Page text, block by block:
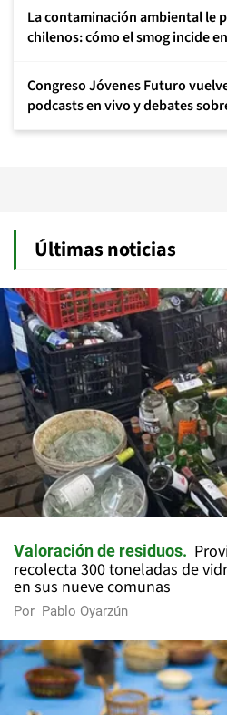
La contaminación ambiental le
chilenos: cómo el smog incide
Congreso Jóvenes Futuro
podcasts en vivo y debates
Últimas noticias
Valoración de residuos
recolecta 300 toneladas de
en sus nueve comunas
Por Pablo Oyarzún